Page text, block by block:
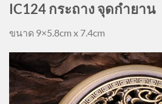
IC124 กระถาง จุดกำยาน
ขนาด 9×5.8cm x 7.4cm